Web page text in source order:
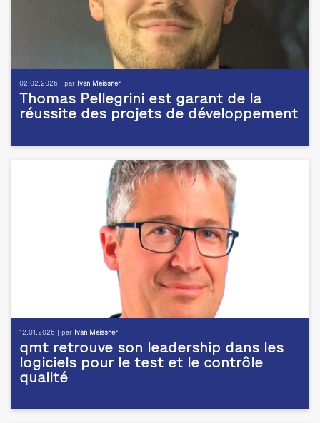
02.02.2026 | par Ivan Meissner
Thomas Pellegrini est garant de la
réussite des projets de développement
12.01.2026 | par Ivan Meissner
qmt retrouve son leadership dans les
logiciels pour le test et le contrôle
qualité